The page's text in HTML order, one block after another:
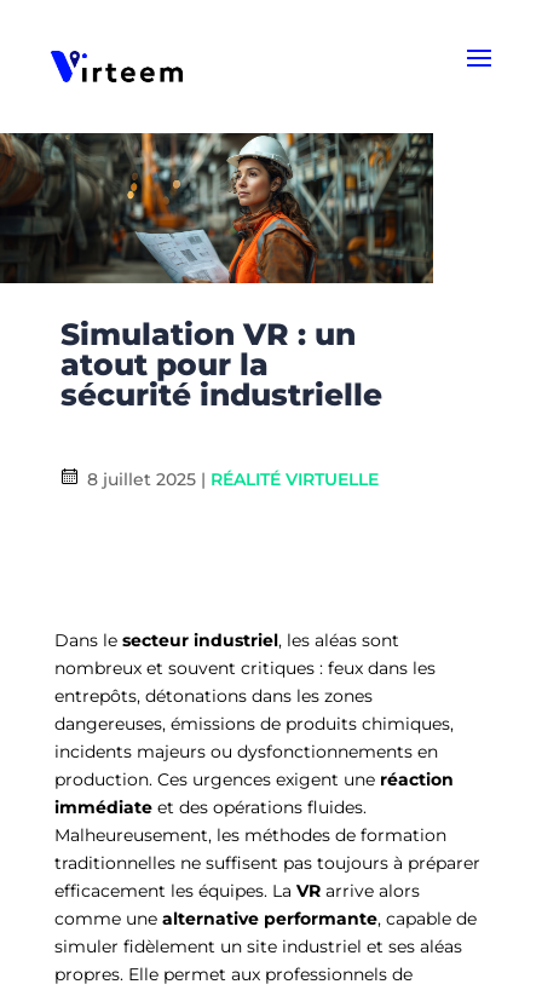
Simulation VR : un
atout pour la
sécurité industrielle
8 juillet 2025 | RÉALITÉ VIRTUELLE
Dans le secteur industriel, les aléas sont
nombreux et souvent critiques : feux dans les
entrepôts, détonations dans les zones
dangereuses, émissions de produits chimiques,
incidents majeurs ou dysfonctionnements en
production. Ces urgences exigent uneréaction
immédiateet des opérations fluides.
Malheureusement, les méthodes de formation
traditionnelles ne suffisent pas toujours à préparer
efficacement les équipes. La VRarrive alors
comme une alternative performante, capable de
simuler fidèlement un site industriel et ses aléas
propres. Elle permet aux professionnels de